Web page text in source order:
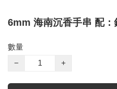
6mm 海南沉香手串 配：
數量
−
+